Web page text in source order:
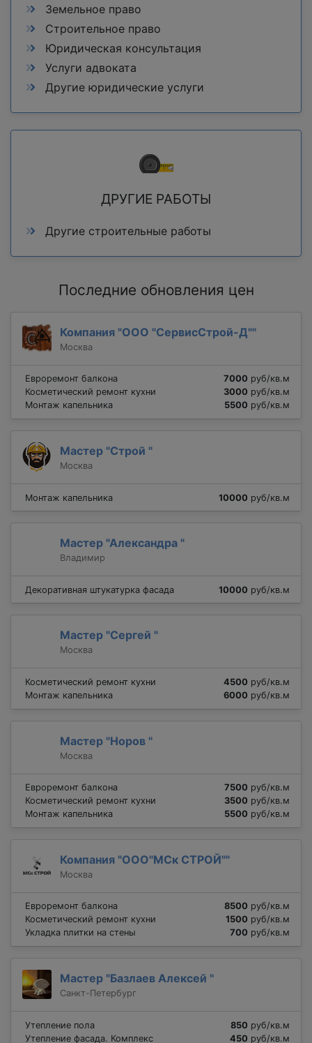
Земельное право
Строительное право
Юридическая консультация
Услуги адвоката
Другие юридические услуги
ДРУГИЕ РАБОТЫ
Другие строительные работы
Последние обновления цен
Компания "ООО "СервисСтрой-Д""
Москва
Евроремонт балкона 7000 руб/кв.м
Косметический ремонт кухни
3000 руб/кв.м
Монтаж капельника
5500 руб/кв.м
Мастер "Строй "
Москва
Монтаж капельника 10000 руб/кв.м
Мастер "Александра "
Владимир
Декоративная штукатурка фасада 10000 руб/кв.м
Мастер "Сергей "
Москва
Косметический ремонт кухни 4500 руб/кв.м
Монтаж капельника
6000 руб/кв.м
Мастер "Норов "
Москва
Евроремонт балкона 7500 руб/кв.м
Косметический ремонт кухни
3500 руб/кв.м
Монтаж капельника
5500 руб/кв.м
Компания "ООО"МСк СТРОЙ""
Москва
Евроремонт балкона 8500 руб/кв.м
Косметический ремонт кухни
1500 руб/кв.м
Укладка плитки на стены
700 руб/кв.м
Мастер "Базлаев Алексей "
Санкт-Петербург
Утепление пола 850 руб/кв.м
Утепление фасада. Комплекс
450 руб/кв.м